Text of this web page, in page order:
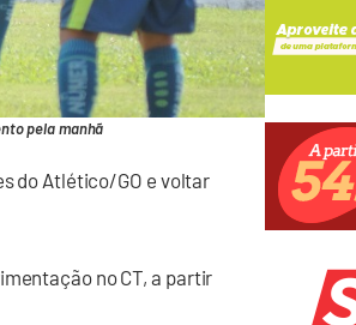
pela manhã
do Atlético/GO e voltar
no CT, a partir